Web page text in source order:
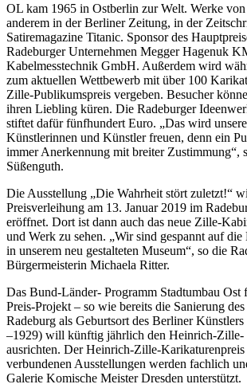
OL kam 1965 in Ostberlin zur Welt. Werke
anderem in der Berliner Zeitung, in der
Satiremagazine Titanic. Sponsor des
Radeburger Unternehmen Megger Hagenuk
Kabelmesstechnik GmbH. Außerdem wird
zum aktuellen Wettbewerb mit über 100
Zille-Publikumspreis vergeben. Besucher
ihren Liebling küren. Die Radeburger
stiftet dafür fünfhundert Euro. „Das wird
Künstlerinnen und Künstler freuen, denn ein
immer Anerkennung mit breiter Zustimmung“,
Süßenguth.
Die Ausstellung „Die Wahrheit stört zuletzt!“
Preisverleihung am 13. Januar 2019 im
eröffnet. Dort ist dann auch das neue Zille-
und Werk zu sehen. „Wir sind gespannt auf die
in unserem neu gestalteten Museum“, so die
Bürgermeisterin Michaela Ritter.
Das Bund-Länder- Programm Stadtumbau Ost
Preis-Projekt – so wie bereits die Sanierung
Radeburg als Geburtsort des Berliner
–1929) will künftig jährlich den Heinrich-Zille-
ausrichten. Der Heinrich-Zille-
verbundenen Ausstellungen werden fachlich
Galerie Komische Meister Dresden unterstützt.